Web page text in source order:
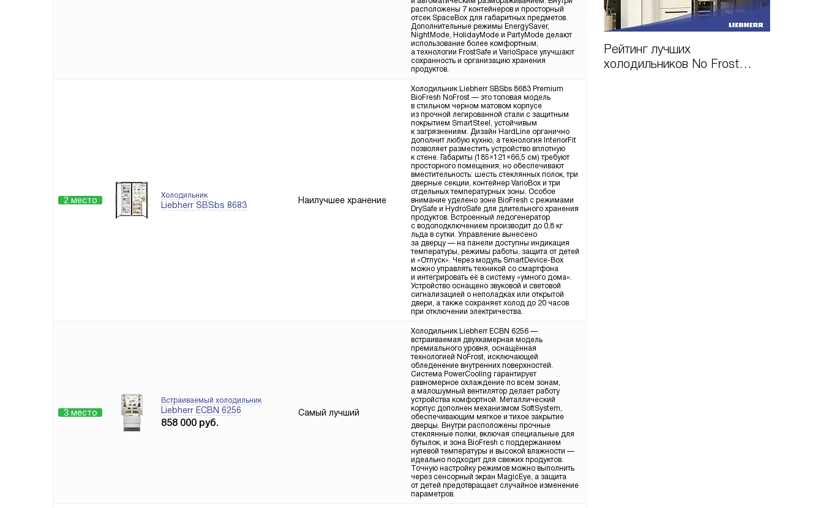
расположены 7 контейнеров и просторный
отсек SpaceBox для габаритных предметов.
Дополнительные режимы EnergySaver,
NightMode, HolidayMode и PartyMode делают
использование более комфортным,
а технологии FrostSafe и VarioSpace улучшают
сохранность и организацию хранения
продуктов.
2 место Холодильник
Liebherr SBSbs 8683
Наилучшее хранение
Холодильник Liebherr SBSbs 8683 Premium
BioFresh NoFrost — это топовая модель
в стильном черном матовом корпусе
из прочной легированной стали с защитным
покрытием SmartSteel, устойчивым
к загрязнениям. Дизайн HardLine органично
дополнит любую кухню, а технология InteriorFit
позволяет разместить устройство вплотную
к стене. Габариты (185×121×66,5 см) требуют
просторного помещения, но обеспечивают
вместительность: шесть стеклянных полок, три
дверные секции, контейнер VarioBox и три
отдельных температурных зоны. Особое
внимание уделено зоне BioFresh с режимами
DrySafe и HydroSafe для длительного хранения
продуктов. Встроенный ледогенератор
с водоподключением производит до 0,8 кг
льда в сутки. Управление вынесено
за дверцу — на панели доступны индикация
температуры, режимы работы, защита от детей
и «Отпуск». Через модуль SmartDevice-Box
можно управлять техникой со смартфона
и интегрировать её в систему «умного дома».
Устройство оснащено звуковой и световой
сигнализацией о неполадках или открытой
двери, а также сохраняет холод до 20 часов
при отключении электричества.
3 место
Встраиваемый холодильник
Liebherr ECBN 6256
858 000 руб.
Самый лучший
Холодильник Liebherr ECBN 6256 —
встраиваемая двухкамерная модель
премиального уровня, оснащённая
технологией NoFrost, исключающей
обледенение внутренних поверхностей.
Система PowerCooling гарантирует
равномерное охлаждение по всем зонам,
а малошумный вентилятор делает работу
устройства комфортной. Металлический
корпус дополнен механизмом SoftSystem,
обеспечивающим мягкое и тихое закрытие
дверцы. Внутри расположены прочные
стеклянные полки, включая специальные для
бутылок, и зона BioFresh с поддержанием
нулевой температуры и высокой влажности —
идеально подходит для свежих продуктов.
Точную настройку режимов можно выполнить
через сенсорный экран MagicEye, а защита
от детей предотвращает случайное изменение
параметров.
Рейтинг лучших
холодильников No Frost